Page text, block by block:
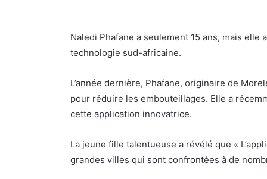
Naledi Phafane a seulement 15 ans, mais
technologie sud-africaine.
L’année dernière, Phafane, originaire de
pour réduire les embouteillages. Elle a
cette application innovatrice.
La jeune fille talentueuse a révélé que «
grandes villes qui sont confrontées à de